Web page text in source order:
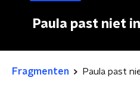
Paula past niet
Fragmenten Paula past